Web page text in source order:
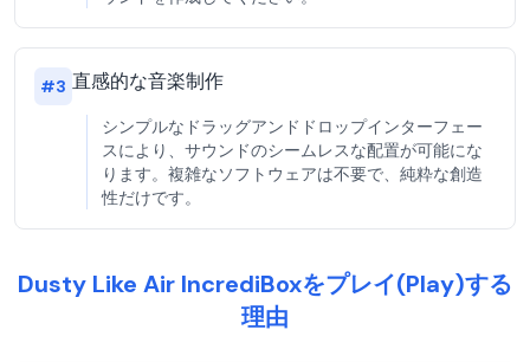
#3 直感的な音楽制作
シンプルなドラッグアンドドロップインターフェー
スにより、サウンドのシームレスな配置が可能にな
ります。複雑なソフトウェアは不要で、純粋な創造
性だけです。
Dusty Like Air IncrediBoxをプレイ(Play)する
理由